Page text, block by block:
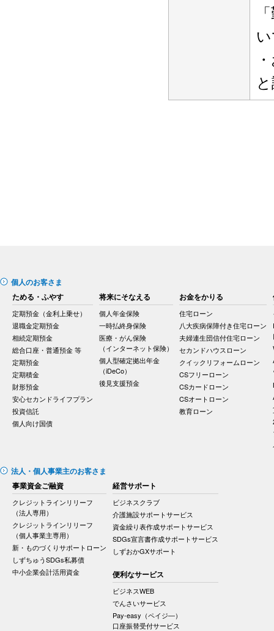
個人のお客さま
ためる・ふやす
定期預金（金利上乗せ）
退職金定期預金
相続定期預金
総合口座・普通預金 等
定期預金
定期積金
財形預金
安心セカンドライフプラン
投資信託
個人向け国債
将来にそなえる
個人年金保険
一時払終身保険
医療・がん保険
（インターネット保険）
個人型確定拠出年金
（iDeCo）
後見支援預金
お金をかりる
住宅ローン
八大疾病保障付き住宅ローン
夫婦連生団信付住宅ローン
セカンドハウスローン
クイックリフォームローン
CSフリーローン
CSカードローン
CSオートローン
教育ローン
法人・個人事業主のお客さま
事業資金ご融資
クレジットラインリリーフ
（法人専用）
クレジットラインリリーフ
（個人事業主専用）
新・ものづくりサポートローン
しずちゅうSDGs私募債
中小企業会計活用資金
経営サポート
ビジネスクラブ
介護施設サポートサービス
資金繰り表作成サポートサービス
SDGs宣言書作成サポートサービス
しずおかGXサポート
便利なサービス
ビジネスWEB
でんさいサービス
Pay-easy（ペイジ―）
口座振替受付サービス